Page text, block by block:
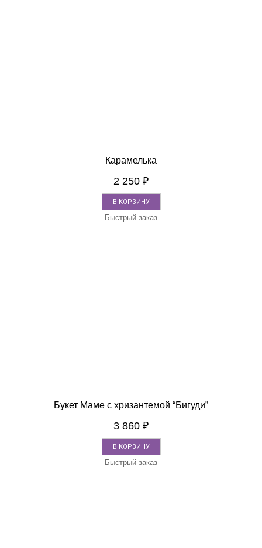
Карамелька
2 250 ₽
В КОРЗИНУ
Быстрый заказ
Букет Маме с хризантемой “Бигуди”
3 860 ₽
В КОРЗИНУ
Быстрый заказ